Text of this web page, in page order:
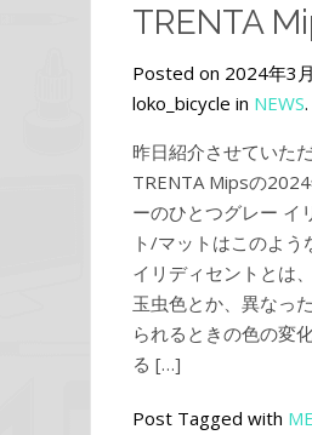
TRENTA
Posted on 2024年3
loko_bicycle in NEWS.
昨日紹介させていた
TRENTA Mipsの
ーのひとつグレー イ
ト/マットはこのよう
イリディセントとは
玉虫色とか、異なっ
られるときの色の変
る […]
Post Tagged with